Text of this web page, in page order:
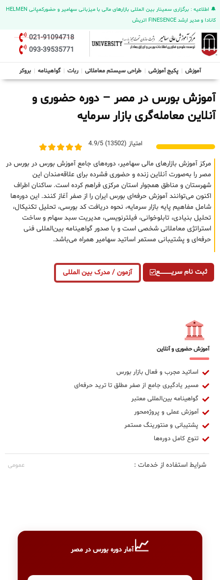
🔔 اطلاعیه : برگزاری سمینار بین المللی بازارهای مالی با میزبانی سهامیر و حضورکمپانی HELMEN
کانادا و مدیر ارشد FINESENCE اتریش
021-91094718
093-39535771
آموزش پکیج آموزشی طراحی سیستم معاملاتی ربات گواهینامه بروکر
آموزش بورس در مصر – دوره حضوری و
آنلاین معامله‌گری بازار سرمایه
امتیاز (13502) 4.9/5
مرکز آموزش بازارهای مالی سهامیر، دوره‌های جامع آموزش بورس در بورس در
مصر را به‌صورت آنلاین زنده و حضوری فشرده برای علاقه‌مندان این
شهرستان و مناطق همجوار استان مرکزی فراهم کرده است. ساکنان اطراف
اکنون می‌توانند آموزش حرفه‌ای بورس ایران را از صفر آغاز کنند. این دوره‌ها
شامل مفاهیم پایه بازار سرمایه، نحوه دریافت کد بورسی، تحلیل تکنیکال،
تحلیل بنیادی، تابلوخوانی، فیلترنویسی، مدیریت سبد سهام و ساخت
استراتژی معاملاتی شخصی است و با صدور گواهینامه بین‌المللی فنی
حرفه‌ای و پشتیبانی مستمر اساتید سهامیر همراه می‌باشد.
ثبت نام سریــــــــــــع آزمون / مدرک بین المللی
آموزش حضوری و آنلاین
اساتید مجرب و فعال بازار بورس
مسیر یادگیری جامع از صفر مطلق تا ترید حرفه‌ای
گواهینامه بین‌المللی معتبر
آموزش عملی و پروژه‌محور
پشتیبانی و منتورینگ مستمر
تنوع کامل دوره‌ها
شرایط استفاده از خدمات : عمومی
📈آمار دوره بورس در مصر